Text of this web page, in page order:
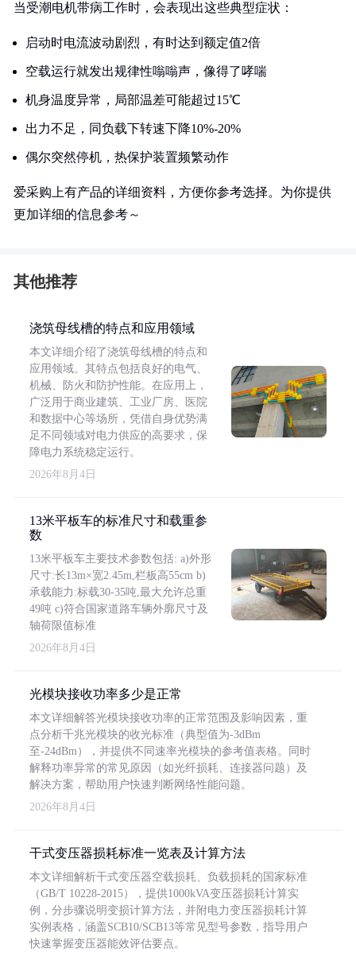
当受潮电机带病工作时，会表现出这些典型症状：
启动时电流波动剧烈，有时达到额定值2倍
空载运行就发出规律性嗡嗡声，像得了哮喘
机身温度异常，局部温差可能超过15℃
出力不足，同负载下转速下降10%-20%
偶尔突然停机，热保护装置频繁动作
爱采购上有产品的详细资料，方便你参考选择。为你提供
更加详细的信息参考～
其他推荐
浇筑母线槽的特点和应用领域
本文详细介绍了浇筑母线槽的特点和
应用领域。其特点包括良好的电气、
机械、防火和防护性能。在应用上，
广泛用于商业建筑、工业厂房、医院
和数据中心等场所，凭借自身优势满
足不同领域对电力供应的高要求，保
障电力系统稳定运行。
2026年8月4日
13米平板车的标准尺寸和载重参
数
13米平板车主要技术参数包括: a)外形
尺寸:长13m×宽2.45m,栏板高55cm b)
承载能力:标载30-35吨,最大允许总重
49吨 c)符合国家道路车辆外廓尺寸及
轴荷限值标准
2026年8月4日
光模块接收功率多少是正常
本文详细解答光模块接收功率的正常范围及影响因素，重
点分析千兆光模块的收光标准（典型值为-3dBm
至-24dBm），并提供不同速率光模块的参考值表格。同时
解释功率异常的常见原因（如光纤损耗、连接器问题）及
解决方案，帮助用户快速判断网络性能问题。
2026年8月4日
干式变压器损耗标准一览表及计算方法
本文详细解析干式变压器空载损耗、负载损耗的国家标准
（GB/T 10228-2015），提供1000kVA变压器损耗计算实
例，分步骤说明变损计算方法，并附电力变压器损耗计算
实例表格，涵盖SCB10/SCB13等常见型号参数，指导用户
快速掌握变压器能效评估要点。